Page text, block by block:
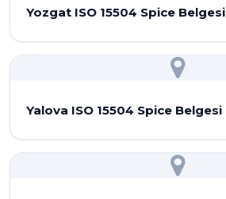
Yozgat ISO 15504 Spice Belgesi
Yalova ISO 15504 Spice Belgesi